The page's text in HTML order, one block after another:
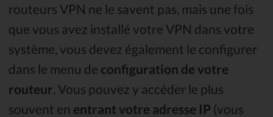
routeurs VPN ne le savent pas, mais une fois
que vous avez installé votre VPN dans votre
système, vous devez également le configurer
dans le menu de configuration de votre
routeur . Vous pouvez y accéder le plus
souvent en entrant votre adresse IP (vous